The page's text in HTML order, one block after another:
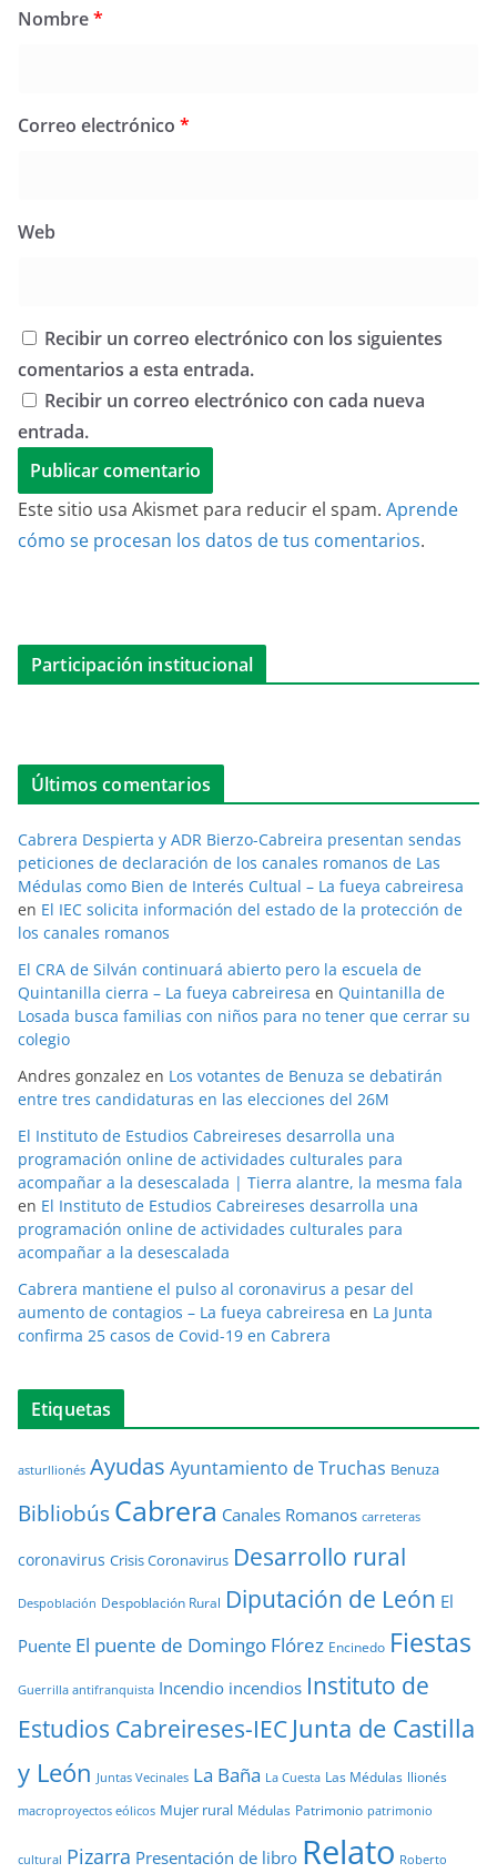
Nombre*
Correo electrónico *
Web
Recibir un correo electrónico con los siguientes
comentarios a esta entrada.
Recibir un correo electrónico con cada nueva
entrada.
Este sitio usa Akismet para reducir el spam. Aprende
cómo se procesan los datos de tus comentarios.
Participación institucional
Últimos comentarios
Cabrera Despierta y ADR Bierzo-Cabreira presentan sendas
peticiones de declaración de los canales romanos de Las
Médulas como Bien de Interés Cultual – La fueya cabreiresa
en El IEC solicita información del estado de la protección de
los canales romanos
El CRA de Silván continuará abierto pero la escuela de
Quintanilla cierra – La fueya cabreiresa en Quintanilla de
Losada busca familias con niños para no tener que cerrar su
colegio
Andres gonzalez en Los votantes de Benuza se debatirán
entre tres candidaturas en las elecciones del 26M
El Instituto de Estudios Cabreireses desarrolla una
programación online de actividades culturales para
acompañar a la desescalada | Tierra alantre, la mesma fala
en El Instituto de Estudios Cabreireses desarrolla una
programación online de actividades culturales para
acompañar a la desescalada
Cabrera mantiene el pulso al coronavirus a pesar del
aumento de contagios – La fueya cabreiresa en La Junta
confirma 25 casos de Covid-19 en Cabrera
Etiquetas
asturllionés Ayudas Ayuntamiento de Truchas Benuza
BibliobúsCabrera Canales Romanos carreteras
coronavirus Crisis Coronavirus Desarrollo rural
Despoblación Despoblación Rural Diputación de León El
Puente El puente de Domingo Flórez Encinedo Fiestas
Guerrilla antifranquista Incendio incendios Instituto de
Estudios Cabreireses-IEC Junta de Castilla
y León Juntas Vecinales La Baña La Cuesta Las Médulas llionés
macroproyectos eólicos Mujer rural Médulas Patrimonio patrimonio
cultural Pizarra Presentación de libro Relato Roberto